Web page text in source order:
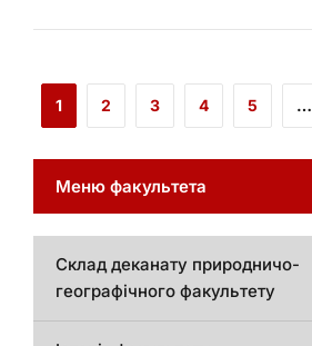
1 2 3 4 5 …
Меню факультета
Склад деканату природничо-
географічного факультету